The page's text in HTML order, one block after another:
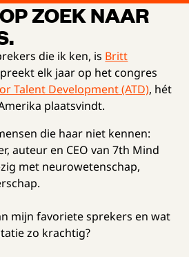
ZOEK NAAR
die ik ken, is Britt
elk jaar op het congres
Talent Development (ATD), hét
plaatsvindt.
die haar niet kennen:
auteur en CEO van 7th Mind
met neurowetenschap,
mijn favoriete sprekers en wat
zo krachtig?